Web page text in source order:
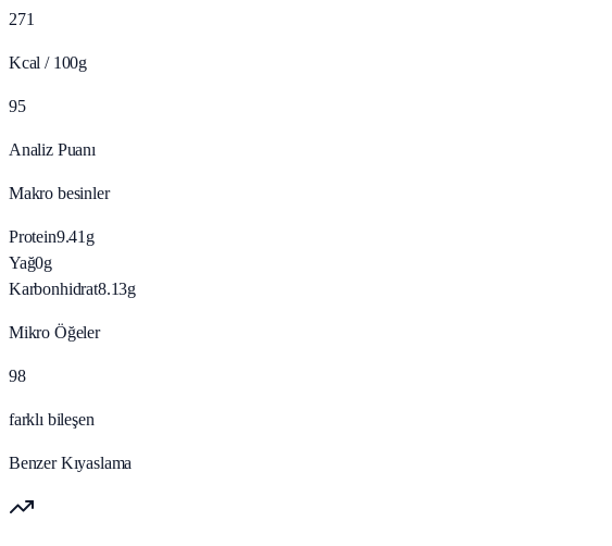
271
Kcal / 100g
95
Analiz Puanı
Makro besinler
Protein9.41 g
Yağ0g
Karbonhidrat8.13g
Mikro Öğeler
98
farklı bileşen
Benzer Kıyaslama